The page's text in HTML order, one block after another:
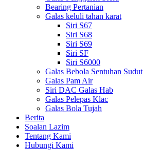
Bearing Pertanian
Galas keluli tahan karat
Siri S67
Siri S68
Siri S69
Siri SF
Siri S6000
Galas Bebola Sentuhan Sudut
Galas Pam Air
Siri DAC Galas Hab
Galas Pelepas Klac
Galas Bola Tujah
Berita
Soalan Lazim
Tentang Kami
Hubungi Kami